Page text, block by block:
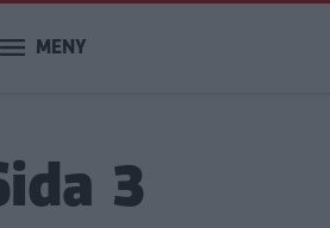
MENY
3